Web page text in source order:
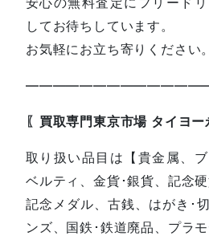
してお待ちしています。
お気軽にお立ち寄りください。
〖買取専門東京市場 タイヨー
取り扱い品目は【貴金属、
ベルティ、金貨･銀貨、記念硬
記念メダル、古銭、はがき･
ンズ、国鉄･鉄道廃品、プラモ